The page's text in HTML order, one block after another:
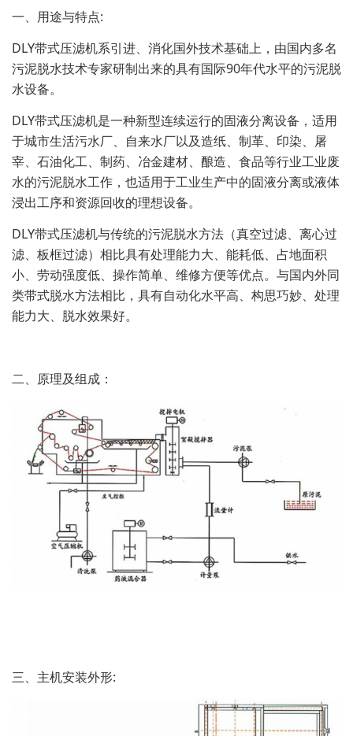
一、用途与特点:
DLY带式压滤机系引进、消化国外技术基础上，由国内多名
污泥脱水技术专家研制出来的具有国际90年代水平的污泥脱
水设备。
DLY带式压滤机是一种新型连续运行的固液分离设备，适用
于城市生活污水厂、自来水厂以及造纸、制革、印染、屠
宰、石油化工、制药、冶金建材、酿造、食品等行业工业废
水的污泥脱水工作，也适用于工业生产中的固液分离或液体
浸出工序和资源回收的理想设备。
DLY带式压滤机与传统的污泥脱水方法（真空过滤、离心过
滤、板框过滤）相比具有处理能力大、能耗低、占地面积
小、劳动强度低、操作简单、维修方便等优点。与国内外同
类带式脱水方法相比，具有自动化水平高、构思巧妙、处理
能力大、脱水效果好。
二、原理及组成：
三、主机安装外形: